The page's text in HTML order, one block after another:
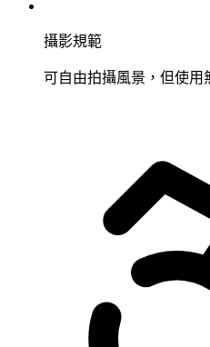
攝影規範
可自由拍攝風景，但使用